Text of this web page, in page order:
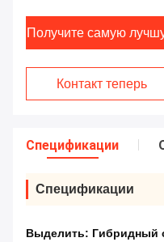
Получите самую
Контакт теперь
Спецификации
Спецификации
Выделить: Гибридный